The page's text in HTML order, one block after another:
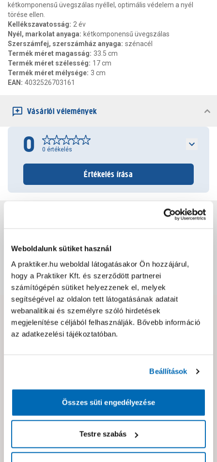
Weboldalunk sütiket használ
A praktiker.hu weboldal látogatásakor Ön hozzájárul,
hogy a Praktiker Kft. és szerződött partnerei
számítógépén sütiket helyezzenek el, melyek
segítségével az oldalon tett látogatásának adatait
webanalitikai és személyre szóló hirdetések
megjelenítése céljából felhasználják. Bővebb információ
az adatkezelési tájékoztatóban.
Beállítások
Összes süti engedélyezése
Testre szabás
kétkomponensű üvegszálas nyéllel, optimális védelem a nyél
törése ellen.
Kellékszavatosság: 2 év
Nyél, markolat anyaga: kétkomponensű üvegszálas
Szerszámfej, szerszámház anyaga: szénacél
Termék méret magasság: 33.5 cm
Termék méret szélesség: 17 cm
Termék méret mélysége: 3 cm
EAN : 4032526703161
Vásárlói vélemények
0 0 értékelés
Értékelés írása
Csomagolási és súly információk
Dokumentumok, felelős személy
Hibát találtál az oldalon vagy a termék leírásában?
Kérjük jelezd nekünk!